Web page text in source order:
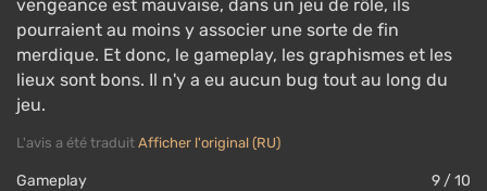
vengeance est mauvaise, dans un jeu de rôle, ils
pourraient au moins y associer une sorte de fin
merdique. Et donc, le gameplay, les graphismes et les
lieux sont bons. Il n'y a eu aucun bug tout au long du
jeu.
L'avis a été traduit Afficher l'original (RU)
Gameplay 9 / 10